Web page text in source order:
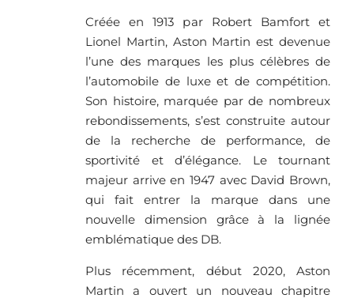
Créée en 1913 par Robert Bamfort et
Lionel Martin, Aston Martin est devenue
l’une des marques les plus célèbres de
l’automobile de luxe et de compétition.
Son histoire, marquée par de nombreux
rebondissements, s’est construite autour
de la recherche de performance, de
sportivité et d’élégance. Le tournant
majeur arrive en 1947 avec David Brown,
qui fait entrer la marque dans une
nouvelle dimension grâce à la lignée
emblématique des DB.
Plus récemment, début 2020, Aston
Martin a ouvert un nouveau chapitre